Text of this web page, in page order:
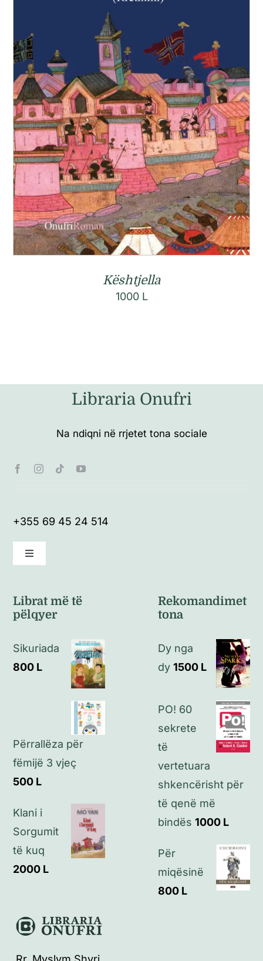
Kështjella
1000 L
Libraria Onufri
Na ndiqni në rrjetet tona sociale
+355 69 45 24 514
Toggle
Politikat e kthimeve
Politikat e privatësisë
Kontakt
Librat më të
pëlqyer
Sikuriada
800 L
Përrallëza për
fëmijë 3 vjeç
500 L
Klani i
Sorgumit
të kuq
2000 L
Rekomandimet
tona
Dy nga
dy 1500 L
PO! 60
sekrete
të
vertetuara
shkencërisht për
të qenë më
bindës 1000 L
Për
miqësinë
800 L